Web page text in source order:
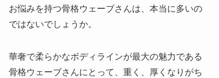
お悩みを持つ骨格ウェーブさんは、本当に多いの
ではないでしょうか。
華奢で柔らかなボディラインが最大の魅力である
骨格ウェーブさんにとって、重く、厚くなりがち